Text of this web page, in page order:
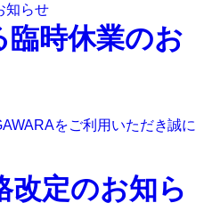
臨時休業のお
をご利用いただき誠に
改定のお知ら